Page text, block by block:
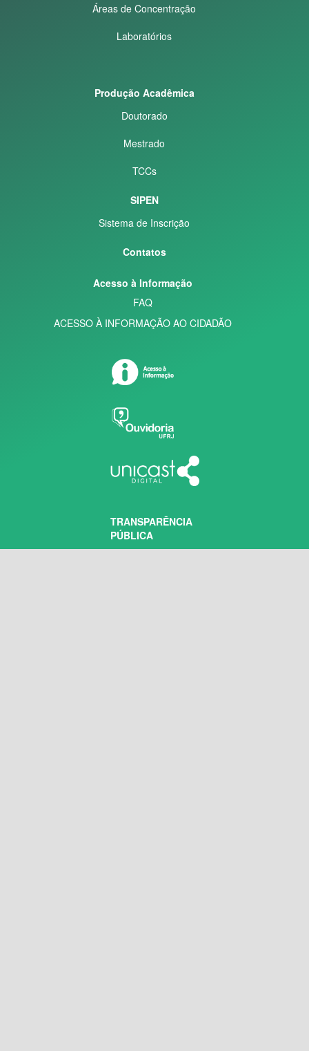
Áreas de Concentração
Laboratórios
Produção Acadêmica
Doutorado
Mestrado
TCCs
SIPEN
Sistema de Inscrição
Contatos
Acesso à Informação
FAQ
ACESSO À INFORMAÇÃO AO CIDADÃO
TRANSPARÊNCIA
PÚBLICA